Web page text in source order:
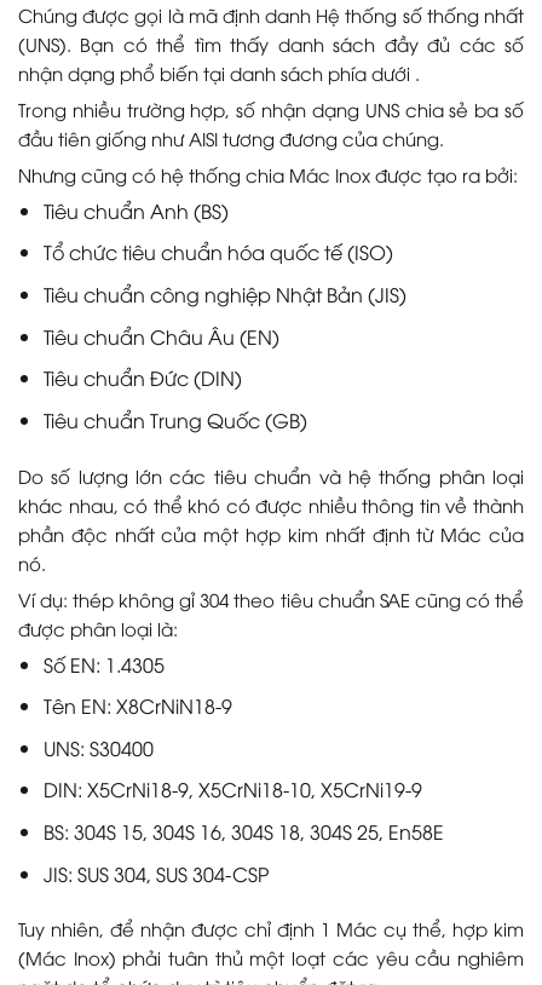
Chúng được gọi là mã định danh Hệ thống số thống nhất
(UNS). Bạn có thể tìm thấy danh sách đầy đủ các số
nhận dạng phổ biến tại danh sách phía dưới .
Trong nhiều trường hợp, số nhận dạng UNS chia sẻ ba số
đầu tiên giống như AISI tương đương của chúng.
Nhưng cũng có hệ thống chia Mác Inox được tạo ra bởi:
Tiêu chuẩn Anh (BS)
Tổ chức tiêu chuẩn hóa quốc tế (ISO)
Tiêu chuẩn công nghiệp Nhật Bản (JIS)
Tiêu chuẩn Châu Âu (EN)
Tiêu chuẩn Đức (DIN)
Tiêu chuẩn Trung Quốc (GB)
Do số lượng lớn các tiêu chuẩn và hệ thống phân loại
khác nhau, có thể khó có được nhiều thông tin về thành
phần độc nhất của một hợp kim nhất định từ Mác của
nó.
Ví dụ: thép không gỉ 304 theo tiêu chuẩn SAE cũng có thể
được phân loại là:
Số EN: 1.4305
Tên EN: X8CrNiN18-9
UNS: S30400
DIN: X5CrNi18-9, X5CrNi18-10, X5CrNi19-9
BS: 304S 15, 304S 16, 304S 18, 304S 25, En58E
JIS: SUS 304, SUS 304-CSP
Tuy nhiên, để nhận được chỉ định 1 Mác cụ thể, hợp kim
(Mác Inox) phải tuân thủ một loạt các yêu cầu nghiêm